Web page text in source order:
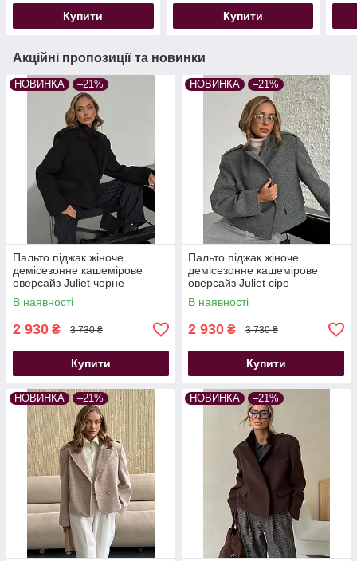
Купити Купити
Акційні пропозиції та новинки
НОВИНКА –21%
Пальто піджак жіноче
демісезонне кашемірове
оверсайз Juliet чорне
В наявності
2 930 ₴ 3 730 ₴
Купити
НОВИНКА –21%
Пальто піджак жіноче
демісезонне кашемірове
оверсайз Juliet сіре
В наявності
2 930 ₴ 3 730 ₴
Купити
НОВИНКА –21% НОВИНКА –21%